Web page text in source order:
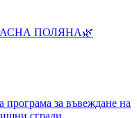
ПОЛЯНА🌿
за въвеждане на
сгради